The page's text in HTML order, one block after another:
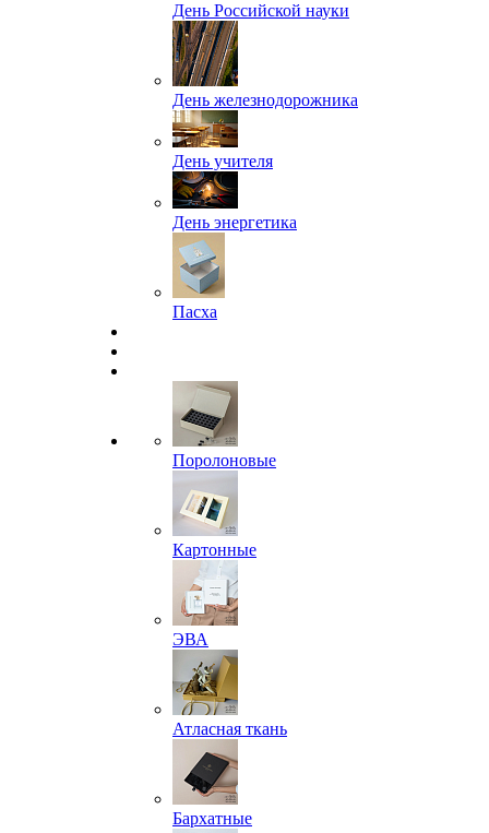
День Российской науки
День железнодорожника
День учителя
День энергетика
Пасха
Поролоновые
Картонные
ЭВА
Атласная ткань
Бархатные